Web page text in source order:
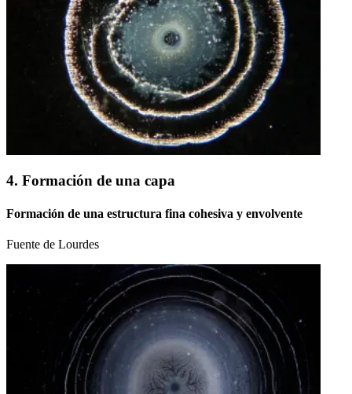
4. Formación de una capa
Formación de una estructura fina cohesiva y envolvente
Fuente de Lourdes